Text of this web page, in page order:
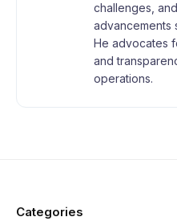
challenges,
advancements
He advocates
and
operations.
Categories